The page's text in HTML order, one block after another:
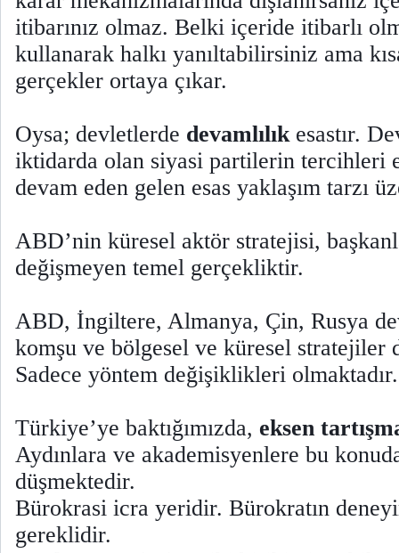
itibarınız olmaz. Belki içeride itibarlı
kullanarak halkı yanıltabilirsiniz ama
gerçekler ortaya çıkar.
Oysa; devletlerde devamlılıkesastır.
iktidarda olan siyasi partilerin tercihleri
devam eden gelen esas yaklaşım tarzı
ABD’nin küresel aktör stratejisi,
değişmeyen temel gerçekliktir.
ABD, İngiltere, Almanya, Çin, Rusya
komşu ve bölgesel ve küresel stratejiler
Sadece yöntem değişiklikleri olmaktadır.
Türkiye’ye baktığımızda, eksen
Aydınlara ve akademisyenlere bu
düşmektedir.
Bürokrasi icra yeridir. Bürokratın
gereklidir.